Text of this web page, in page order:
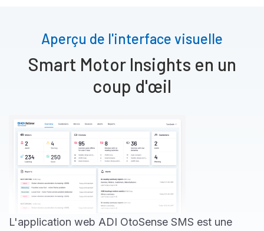
Aperçu de l'interface visuelle
Smart Motor Insights en un
coup d'œil
L'application web ADI OtoSense SMS est une